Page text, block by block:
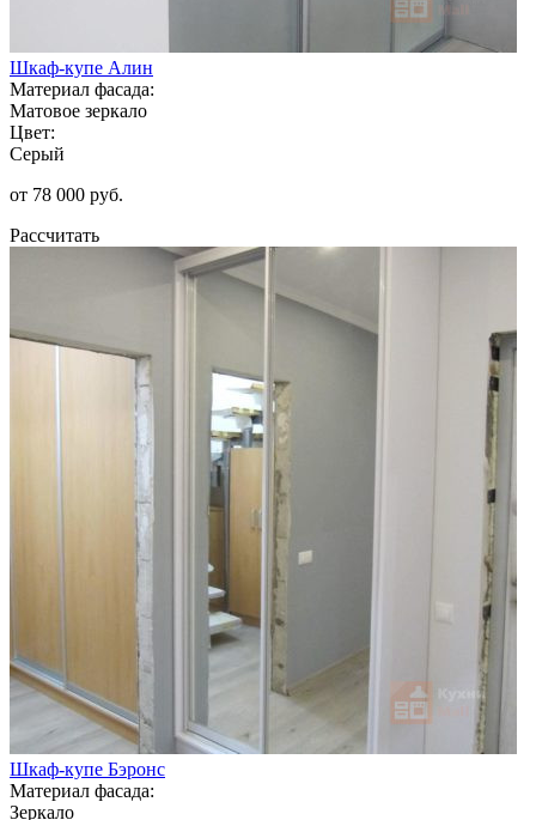
Шкаф-купе Алин
Материал фасада:
Матовое зеркало
Цвет:
Серый
от 78 000 руб.
Рассчитать
Шкаф-купе Бэронс
Материал фасада:
Зеркало